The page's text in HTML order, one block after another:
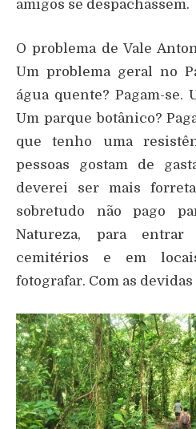
amigos se despachassem.
O problema de Vale
Um problema geral no
água quente? Pagam-se.
Um parque botânico?
que tenho uma
pessoas gostam de
deverei ser mais
sobretudo não pago
Natureza, para
cemitérios e em
fotografar. Com as